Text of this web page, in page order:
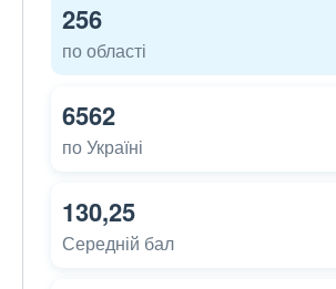
256
по області
6562
по Україні
130,25
Середній бал